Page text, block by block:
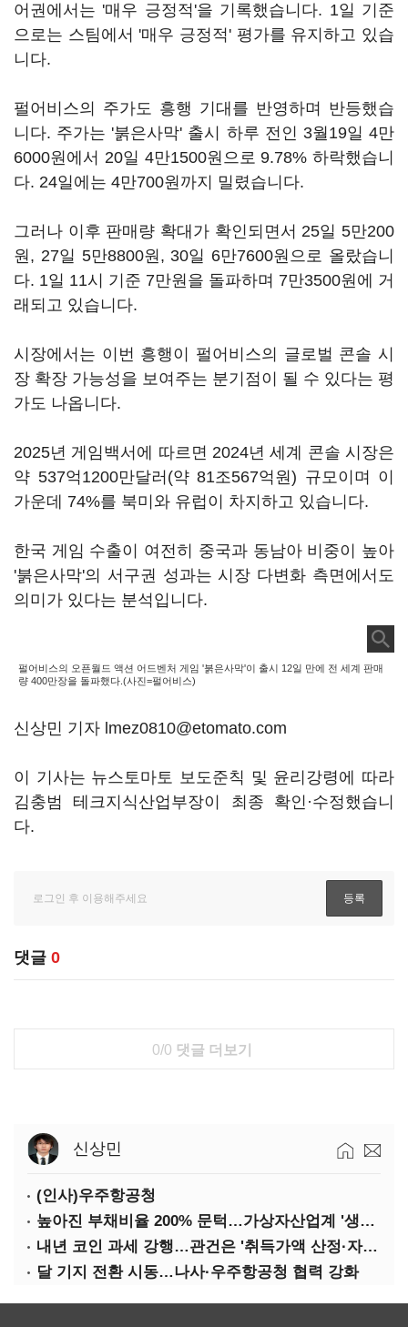
어권에서는 '매우 긍정적'을 기록했습니다. 1일 기준
으로는 스팀에서 '매우 긍정적' 평가를 유지하고 있습
니다.
펄어비스의 주가도 흥행 기대를 반영하며 반등했습
니다. 주가는 '붉은사막' 출시 하루 전인 3월19일 4만
6000원에서 20일 4만1500원으로 9.78% 하락했습니
다. 24일에는 4만700원까지 밀렸습니다.
그러나 이후 판매량 확대가 확인되면서 25일 5만200
원, 27일 5만8800원, 30일 6만7600원으로 올랐습니
다. 1일 11시 기준 7만원을 돌파하며 7만3500원에 거
래되고 있습니다.
시장에서는 이번 흥행이 펄어비스의 글로벌 콘솔 시
장 확장 가능성을 보여주는 분기점이 될 수 있다는 평
가도 나옵니다.
2025년 게임백서에 따르면 2024년 세계 콘솔 시장은
약 537억1200만달러(약 81조567억원) 규모이며 이
가운데 74%를 북미와 유럽이 차지하고 있습니다.
한국 게임 수출이 여전히 중국과 동남아 비중이 높아
'붉은사막'의 서구권 성과는 시장 다변화 측면에서도
의미가 있다는 분석입니다.
펄어비스의 오픈월드 액션 어드벤처 게임 '붉은사막'이 출시 12일 만에 전 세계 판매
량 400만장을 돌파했다.(사진=펄어비스)
신상민 기자 lmez0810@etomato.com
이 기사는 뉴스토마토 보도준칙 및 윤리강령에 따라
김충범 테크지식산업부장이 최종 확인·수정했습니
다.
댓글 0
0/0 댓글 더보기
신상민
(인사)우주항공청
높아진 부채비율 200% 문턱…가상자산업계 '생존 시험대'
내년 코인 과세 강행…관건은 '취득가액 산정·자산 이동'
달 기지 전환 시동…나사·우주항공청 협력 강화